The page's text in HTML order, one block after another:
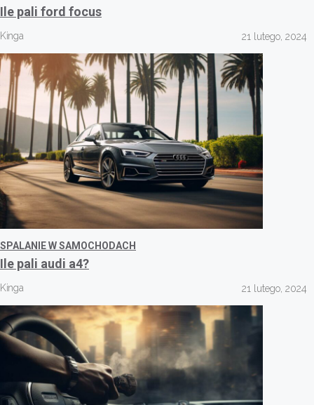
Ile pali ford focus
Kinga 21 lutego, 2024
SPALANIE W SAMOCHODACH
Ile pali audi a4?
Kinga 21 lutego, 2024